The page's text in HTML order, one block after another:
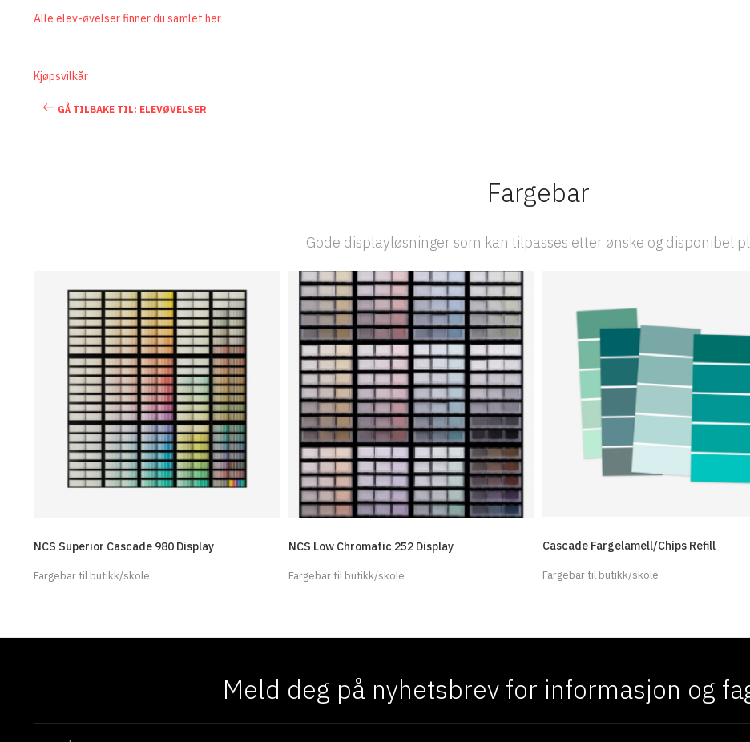
Alle elev-øvelser finner du samlet her
Kjøpsvilkår
GÅ TILBAKE TIL: ELEVØVELSER
Fargebar
Gode displayløsninger som kan tilpasses etter ønske og disponibel
NCS Superior Cascade 980 Display
Fargebar til butikk/skole
NCS Low Chromatic 252 Display
Fargebar til butikk/skole
Cascade Fargelamell/Chips Refill
Fargebar til butikk/skole
Meld deg på nyhetsbrev for informasjon og